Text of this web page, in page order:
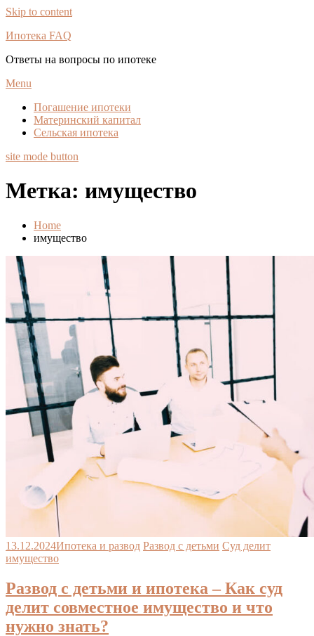
Skip to content
Ипотека FAQ
Ответы на вопросы по ипотеке
Menu
Погашение ипотеки
Материнский капитал
Сельская ипотека
site mode button
Метка: имущество
Home
имущество
13.12.2024Ипотека и развод Развод с детьми Суд делит
имущество
Развод с детьми и ипотека – Как суд
делит совместное имущество и что
нужно знать?